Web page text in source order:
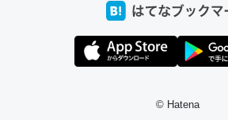
それを実質100倍以上に伸ばす効果が
コミュニケーションが劇的に変化した｜
© Hatena